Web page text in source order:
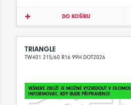
DO KOŠÍKU
TRIANGLE
TW401 215/60 R16 99H DOT2026
VEŠKERÉ ZBOŽÍ JE MOŽNÉ VYZVEDOUT V
INFORMOVAT, KDY BUDE PŘIPRAVENO!